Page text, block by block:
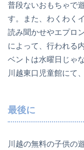
普段ないおもちゃで
す。また、わくわく
読み聞かせやエプロ
によって、行われる
ベントは水曜日じゃ
川越東口児童館にて
最後に
川越の無料の子供の